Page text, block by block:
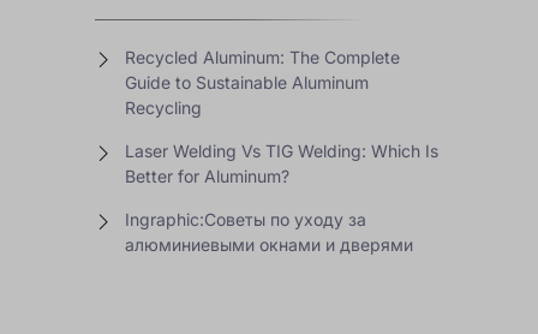
Recycled Aluminum: The Complete
Guide to Sustainable Aluminum
Recycling
Laser Welding Vs TIG Welding: Which Is
Better for Aluminum?
Ingraphic:Советы по уходу за
алюминиевыми окнами и дверями